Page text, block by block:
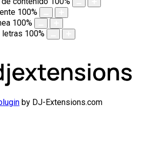
100%
100%
letras 100%
by DJ-Extensions.com